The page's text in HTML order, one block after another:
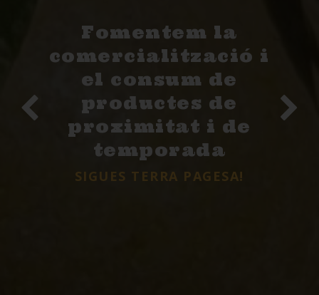
Fomentem la
comercialització i
el consum de
productes de
proximitat i de
temporada
SIGUES TERRA PAGESA!